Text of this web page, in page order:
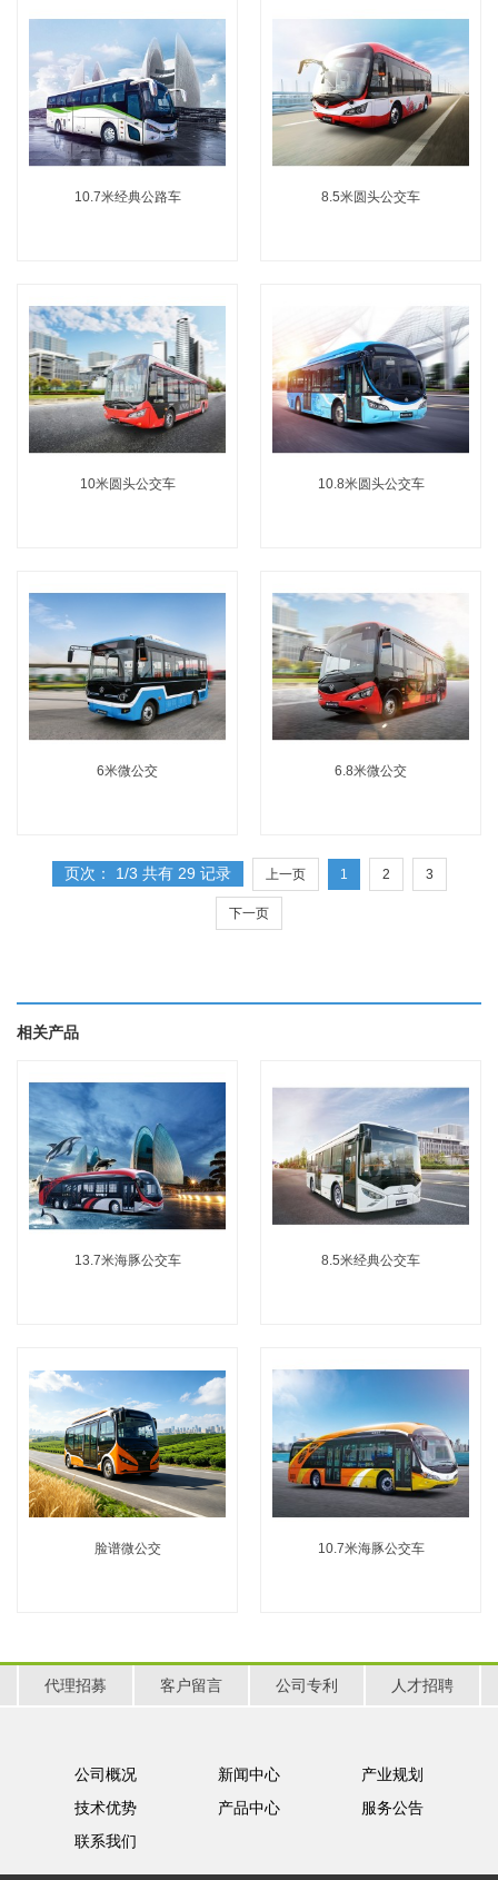
10.7米经典公路车 8.5米圆头公交车
10米圆头公交车 10.8米圆头公交车
6米微公交 6.8米微公交
页次： 1/3 共有 29 记录 上一页 1 2 3
下一页
相关产品
13.7米海豚公交车 8.5米经典公交车
脸谱微公交 10.7米海豚公交车
代理招募 客户留言 公司专利 人才招聘
公司概况 新闻中心
产业规划
技术优势
产品中心
服务公告
联系我们